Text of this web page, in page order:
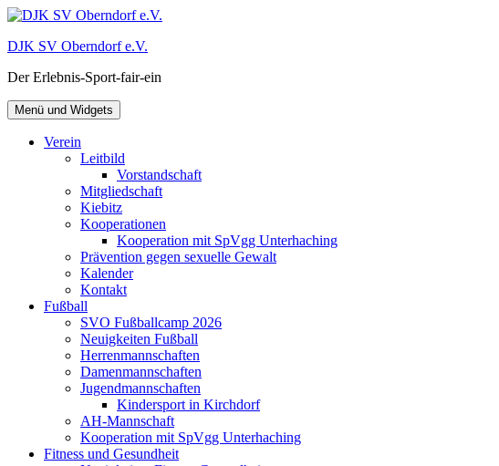
Zum
springen
DJK SV Oberndorf e.V.
Der Erlebnis-Sport-fair-ein
Menü und Widgets
Verein
Leitbild
Vorstandschaft
Mitgliedschaft
Kiebitz
Kooperationen
Kooperation mit SpVgg Unterhaching
Prävention gegen sexuelle Gewalt
Kalender
Kontakt
Fußball
SVO Fußballcamp 2026
Neuigkeiten Fußball
Herrenmannschaften
Damenmannschaften
Jugendmannschaften
Kindersport in Kirchdorf
AH-Mannschaft
Kooperation mit SpVgg Unterhaching
Fitness und Gesundheit